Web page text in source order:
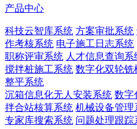
产品中心
科技云智库系统 方案审批系统
作考核系统 电子施工日志系统
职称评审系统 人才信息查询系
搅拌桩施工系统 数字化双轮铣
整平系统
沉箱信息化无人安装系统 数字
拌合站核算系统 机械设备管理
专家库搜索系统 问题处理跟踪